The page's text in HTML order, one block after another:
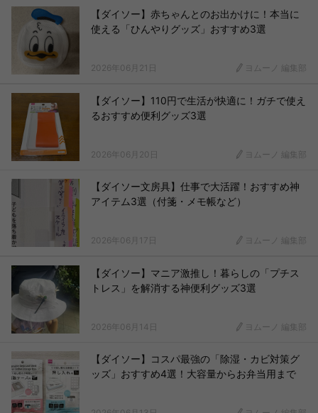
【ダイソー】赤ちゃんとのお出かけに！本当に
使える「ひんやりグッズ」おすすめ3選
2026年06月21日 ヨムーノ 編集部
【ダイソー】110円で生活が快適に！ガチで使え
るおすすめ便利グッズ3選
2026年06月20日 ヨムーノ 編集部
【ダイソー文房具】仕事で大活躍！おすすめ神
アイテム3選（付箋・メモ帳など）
2026年06月17日 ヨムーノ 編集部
【ダイソー】マニア激推し！暮らしの「プチス
トレス」を解消する神便利グッズ3選
2026年06月14日 ヨムーノ 編集部
【ダイソー】コスパ最強の「除湿・カビ対策グ
ッズ」おすすめ4選！大容量からお弁当用まで